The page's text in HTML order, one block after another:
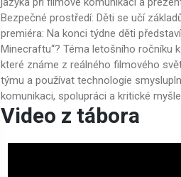
Bezpečné prostředí: Děti se učí
premiéra: Na konci týdne děti
Minecraftu“? Téma letošního ročníku
které známe z reálného filmového
týmu a používat technologie
komunikaci, spolupráci a kritické
Video z tábora